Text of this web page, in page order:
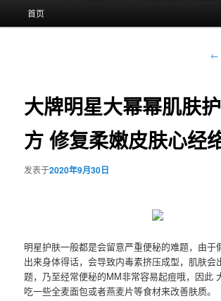
首页
文
航
←
大牌明星大幂幂肌肤
方 修复柔嫩皮肤心经
发表于2020年9月30日
明星护肤一般都是会留意严重便秘的难题，由于
出来身体得话，会导致内毒素挤压成型，肌肤会
题，乃至经常便秘的MM非常容易起痘哦，因此
吃一些全麦面包或者燕麦片等食材来改善肤质。